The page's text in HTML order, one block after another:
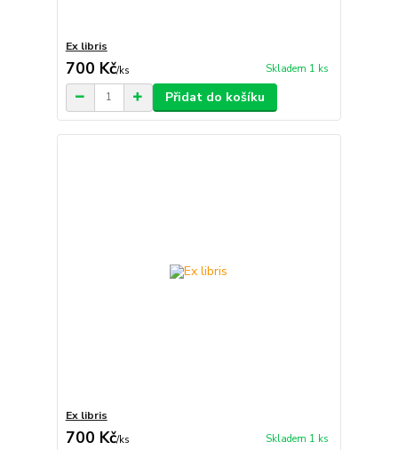
Ex libris
700 Kč/ks Skladem 1 ks
Přidat do košíku
Ex libris
700 Kč/ks Skladem 1 ks